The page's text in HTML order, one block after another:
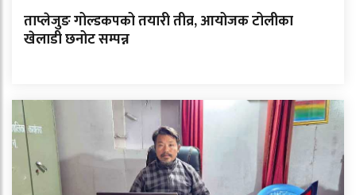
ताप्लेजुङ गोल्डकपको तयारी तीव्र, आयोजक टोलीका
खेलाडी छनोट सम्पन्न